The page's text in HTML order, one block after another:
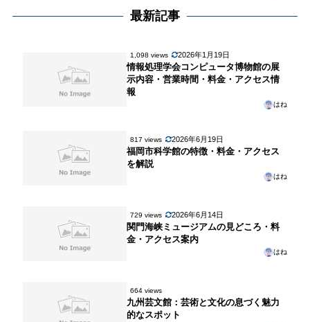
最新記事
1,098 views 2026年1月19日
情報処理学会コンピュータ博物館の展
示内容・営業時間・料金・アクセス情
報
はね
817 views 2026年6月19日
福岡市科学館の特徴・料金・アクセス
を解説
はね
729 views 2026年6月14日
関門海峡ミュージアムの見どころ・料
金・アクセス案内
はね
664 views
九州芸文館：芸術と文化の息づく魅力
的なスポット